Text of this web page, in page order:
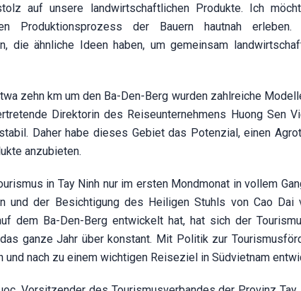
auf unsere landwirtschaftlichen Produkte. Ich
Produktionsprozess der Bauern hautnah
die ähnliche Ideen haben, um gemeinsam
zehn km um den Ba-Den-Berg wurden zahlreiche
Direktorin des Reiseunternehmens Huong Sen
Daher habe dieses Gebiet das Potenzial, einen
anzubieten.
in Tay Ninh nur im ersten Mondmonat in vollem
und der Besichtigung des Heiligen Stuhls von Cao Dai
dem Ba-Den-Berg entwickelt hat, hat sich der
ganze Jahr über konstant. Mit Politik zur
und nach zu einem wichtigen Reiseziel in Südvietnam